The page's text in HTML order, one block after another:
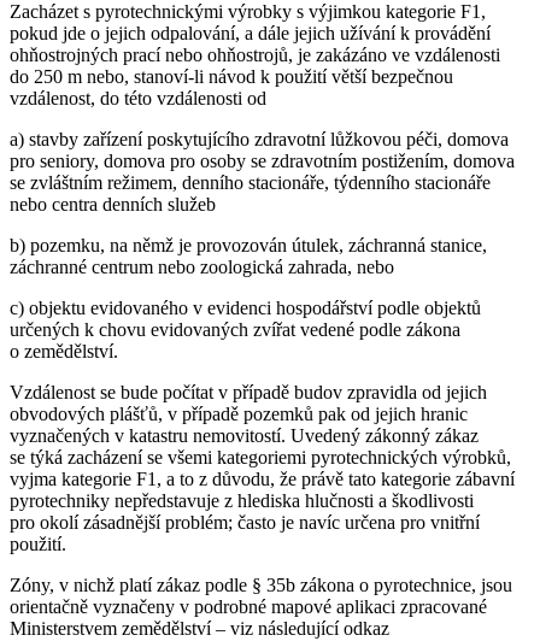
Zacházet s pyrotechnickými výrobky s výjimkou kategorie F1,
pokud jde o jejich odpalování, a dále jejich užívání k provádění
ohňostrojných prací nebo ohňostrojů, je zakázáno ve vzdálenosti
do 250 m nebo, stanoví-li návod k použití větší bezpečnou
vzdálenost, do této vzdálenosti od
a) stavby zařízení poskytujícího zdravotní lůžkovou péči, domova
pro seniory, domova pro osoby se zdravotním postižením, domova
se zvláštním režimem, denního stacionáře, týdenního stacionáře
nebo centra denních služeb
b) pozemku, na němž je provozován útulek, záchranná stanice,
záchranné centrum nebo zoologická zahrada, nebo
c) objektu evidovaného v evidenci hospodářství podle objektů
určených k chovu evidovaných zvířat vedené podle zákona
o zemědělství.
Vzdálenost se bude počítat v případě budov zpravidla od jejich
obvodových plášťů, v případě pozemků pak od jejich hranic
vyznačených v katastru nemovitostí. Uvedený zákonný zákaz
se týká zacházení se všemi kategoriemi pyrotechnických výrobků,
vyjma kategorie F1, a to z důvodu, že právě tato kategorie zábavní
pyrotechniky nepředstavuje z hlediska hlučnosti a škodlivosti
pro okolí zásadnější problém; často je navíc určena pro vnitřní
použití.
Zóny, v nichž platí zákaz podle § 35b zákona o pyrotechnice, jsou
orientačně vyznačeny v podrobné mapové aplikaci zpracované
Ministerstvem zemědělství – viz následující odkaz